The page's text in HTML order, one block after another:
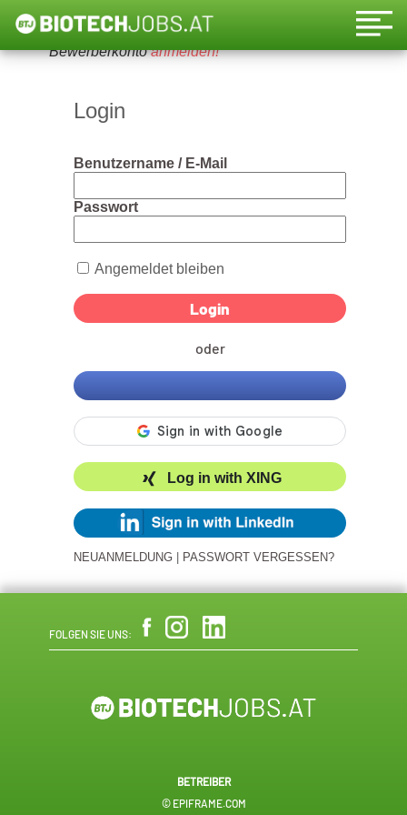
Um diese Funktion nutzen zu können, bitte ein
Bewerberkontoanmelden!
Login
Benutzername / E-Mail
Passwort
Angemeldet bleiben
oder
Log in with XING
NEUANMELDUNG PASSWORT VERGESSEN?
FOLGEN SIE UNS:
BETREIBER
© EPIFRAME.COM